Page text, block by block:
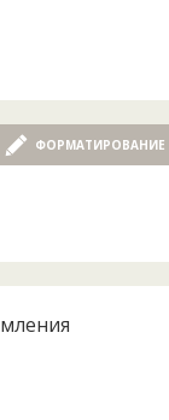
ФОРМАТИРОВАНИЕ